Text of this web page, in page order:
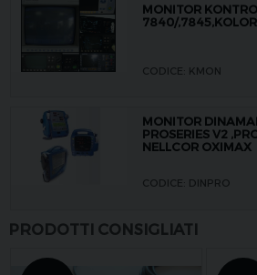
MONITOR
7840/
CODICE: KMON
MONITOR
PROSERIES V2
NELLCOR OXIMAX
CODICE: DINPRO
PRODOTTI CONSIGLIATI